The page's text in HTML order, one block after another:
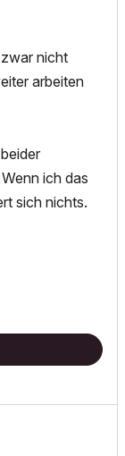
nicht
arbeiten
ich das
sich nichts.